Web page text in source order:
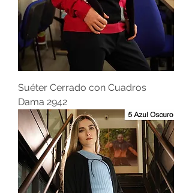
Suéter Cerrado con Cuadros
Dama 2942